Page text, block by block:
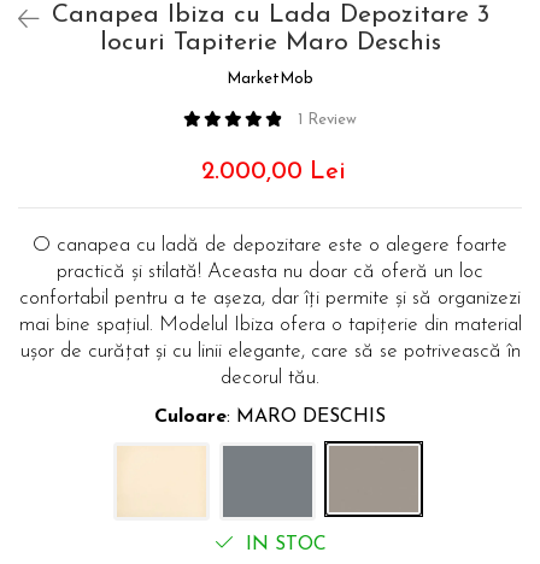
Canapea Ibiza cu Lada Depozitare 3
locuri Tapiterie Maro Deschis
MarketMob
1 Review
2.000,00 Lei
O canapea cu ladă de depozitare este o alegere foarte
practică și stilată! Aceasta nu doar că oferă un loc
confortabil pentru a te așeza, dar îți permite și să organizezi
mai bine spațiul. Modelul Ibiza ofera o tapițerie din material
ușor de curățat și cu linii elegante, care să se potrivească în
decorul tău.
Culoare: MARO DESCHIS
IN STOC